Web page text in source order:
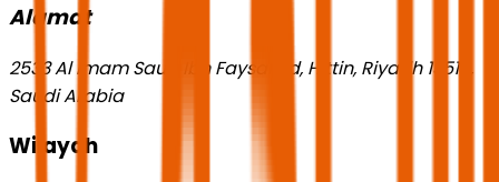
Alamat
2533 Al Imam Saud Ibn Faysal Rd, Hittin, Riyadh 13518,
Saudi Arabia
Wilayah